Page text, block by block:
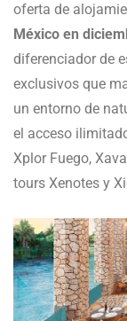
oferta de
México en
diferenciador de
exclusivos que
un entorno de
el acceso
Xplor Fuego,
tours Xenotes y